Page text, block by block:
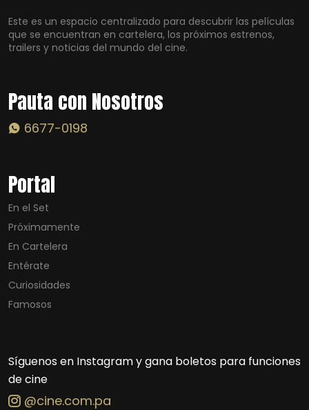
Este es un espacio centralizado para descubrir las películas
que se encuentran en cartelera, los próximos estrenos,
trailers y noticias del mundo del cine.
Pauta con Nosotros
6677-0198
Portal
En el Set
Próximamente
En Cartelera
Entérate
Curiosidades
Famosos
Síguenos en Instagram y gana boletos para funciones
de cine
@cine.com.pa